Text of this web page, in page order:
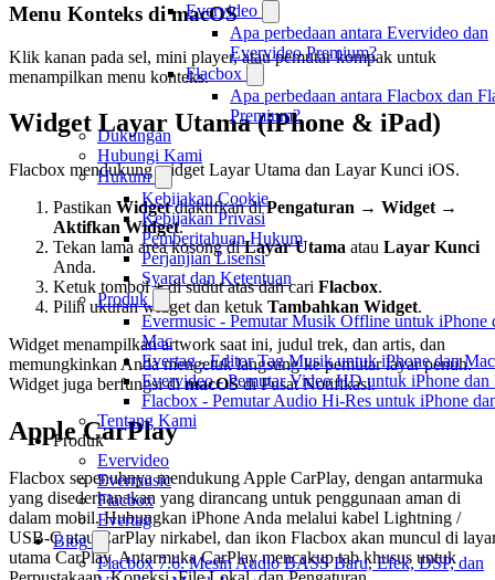
Evervideo
Apa perbedaan antara Evervideo dan
Evervideo Premium?
Flacbox
Apa perbedaan antara Flacbox dan
Premium?
Dukungan
Hubungi Kami
Hukum
Kebijakan Cookie
Kebijakan Privasi
Pemberitahuan Hukum
Perjanjian Lisensi
Syarat dan Ketentuan
Produk
Evermusic - Pemutar Musik Offline untuk iPhone
Mac
Evertag - Editor Tag Musik untuk iPhone dan Mac
Evervideo - Pemutar Video HD untuk iPhone dan
Flacbox - Pemutar Audio Hi-Res untuk iPhone
Tentang Kami
Produk
Evervideo
Evermusic
Flacbox
Evertag
Blog
Flacbox 7.6: Mesin Audio BASS Baru, Efek, DSP, dan
Menu Konteks di macOS
Klik kanan pada sel, mini player, atau pemutar kompak untuk
menampilkan menu konteks.
Widget Layar Utama (iPhone & iPad)
Flacbox mendukung widget Layar Utama dan Layar Kunci iOS.
Pastikan Widgetdiaktifkan diPengaturan → Widget →
Aktifkan Widget.
Tekan lama area kosong diLayar Utama atau Layar Kunci
Anda.
Ketuk tombol+di sudut atas dan cari Flacbox.
Pilih ukuran widget dan ketuk Tambahkan Widget.
Widget menampilkan artwork saat ini, judul trek, dan artis, dan
memungkinkan Anda mengetuk langsung ke pemutar layar penuh.
Widget juga berfungsi dimacOSdi Pusat Notifikasi.
Apple CarPlay
Flacbox sepenuhnya mendukung Apple CarPlay, dengan antarmuka
yang disederhanakan yang dirancang untuk penggunaan aman di
dalam mobil. Hubungkan iPhone Anda melalui kabel Lightning /
USB-C atau CarPlay nirkabel, dan ikon Flacbox akan muncul di
utama CarPlay. Antarmuka CarPlay mencakup tab khusus untuk